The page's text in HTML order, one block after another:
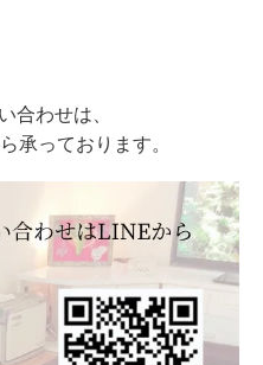
合わせは、
承っております。